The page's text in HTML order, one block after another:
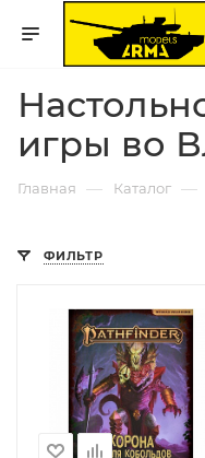
игры во
Главная — Каталог —
ФИЛЬТР